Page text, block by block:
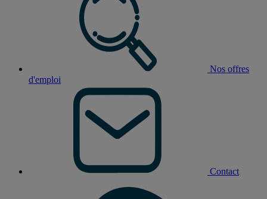
Nos offres
d'emploi
Contact